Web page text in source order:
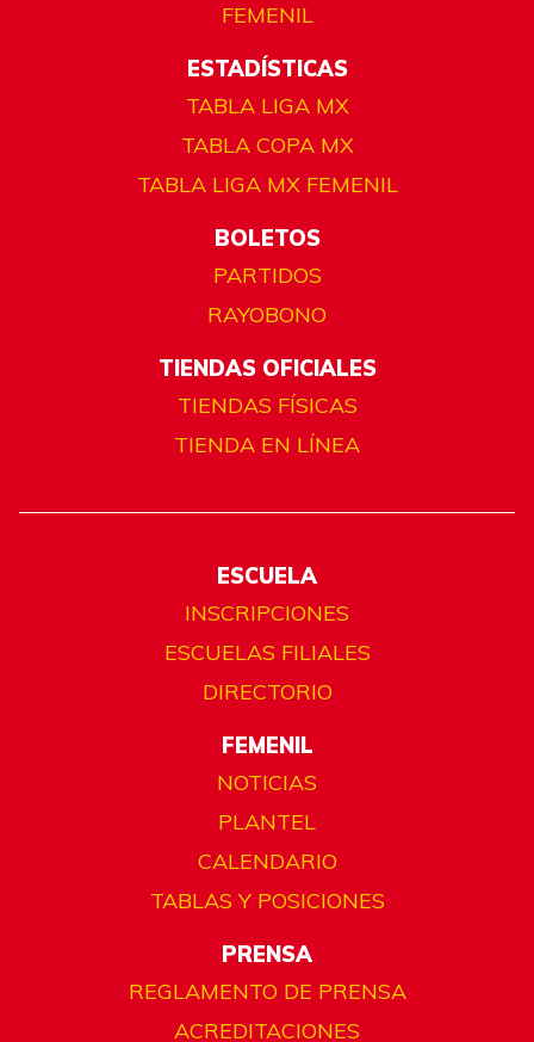
FEMENIL
ESTADÍSTICAS
TABLA LIGA MX
TABLA COPA MX
TABLA LIGA MX FEMENIL
BOLETOS
PARTIDOS
RAYOBONO
TIENDAS OFICIALES
TIENDAS FÍSICAS
TIENDA EN LÍNEA
ESCUELA
INSCRIPCIONES
ESCUELAS FILIALES
DIRECTORIO
FEMENIL
NOTICIAS
PLANTEL
CALENDARIO
TABLAS Y POSICIONES
PRENSA
REGLAMENTO DE PRENSA
ACREDITACIONES